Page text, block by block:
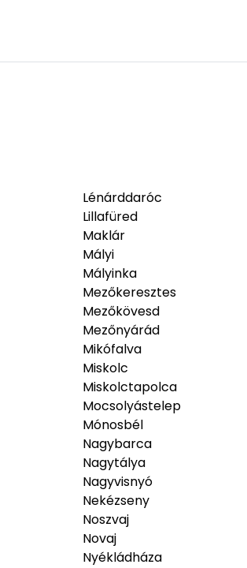
Lénárddaróc
Lillafüred
Maklár
Mályi
Mályinka
Mezőkeresztes
Mezőkövesd
Mezőnyárád
Mikófalva
Miskolc
Miskolctapolca
Mocsolyástelep
Mónosbél
Nagybarca
Nagytálya
Nagyvisnyó
Nekézseny
Noszvaj
Novaj
Nyékládháza